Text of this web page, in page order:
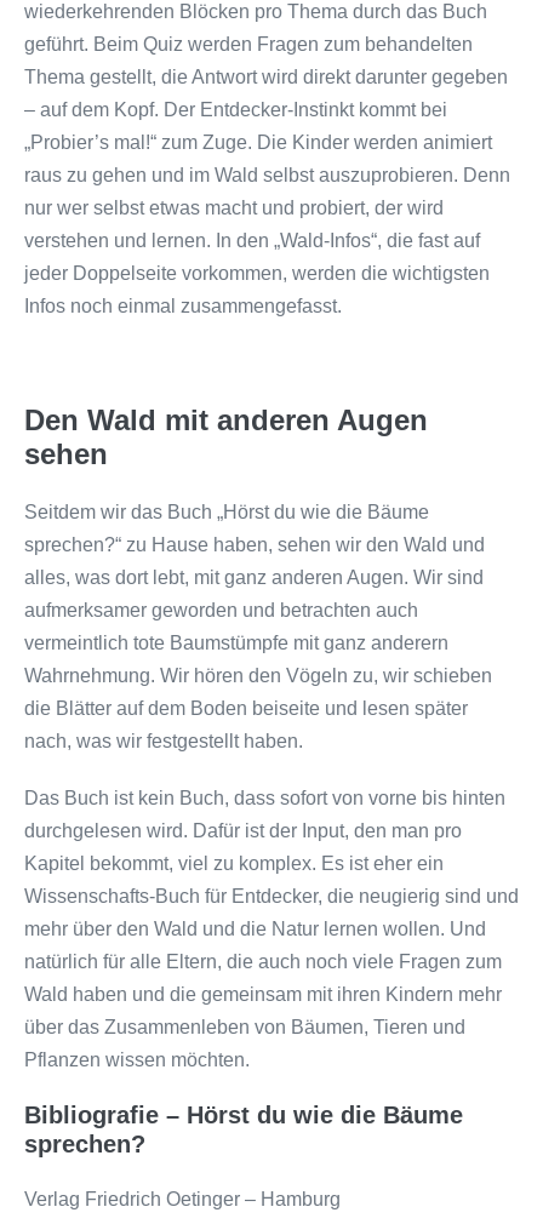
wiederkehrenden Blöcken pro Thema durch das Buch
geführt. Beim Quiz werden Fragen zum behandelten
Thema gestellt, die Antwort wird direkt darunter gegeben
– auf dem Kopf. Der Entdecker-Instinkt kommt bei
„Probier’s mal!“ zum Zuge. Die Kinder werden animiert
raus zu gehen und im Wald selbst auszuprobieren. Denn
nur wer selbst etwas macht und probiert, der wird
verstehen und lernen. In den „Wald-Infos“, die fast auf
jeder Doppelseite vorkommen, werden die wichtigsten
Infos noch einmal zusammengefasst.
Den Wald mit anderen Augen
sehen
Seitdem wir das Buch „Hörst du wie die Bäume
sprechen?“ zu Hause haben, sehen wir den Wald und
alles, was dort lebt, mit ganz anderen Augen. Wir sind
aufmerksamer geworden und betrachten auch
vermeintlich tote Baumstümpfe mit ganz anderern
Wahrnehmung. Wir hören den Vögeln zu, wir schieben
die Blätter auf dem Boden beiseite und lesen später
nach, was wir festgestellt haben.
Das Buch ist kein Buch, dass sofort von vorne bis hinten
durchgelesen wird. Dafür ist der Input, den man pro
Kapitel bekommt, viel zu komplex. Es ist eher ein
Wissenschafts-Buch für Entdecker, die neugierig sind und
mehr über den Wald und die Natur lernen wollen. Und
natürlich für alle Eltern, die auch noch viele Fragen zum
Wald haben und die gemeinsam mit ihren Kindern mehr
über das Zusammenleben von Bäumen, Tieren und
Pflanzen wissen möchten.
Bibliografie – Hörst du wie die Bäume
sprechen?
Verlag Friedrich Oetinger – Hamburg